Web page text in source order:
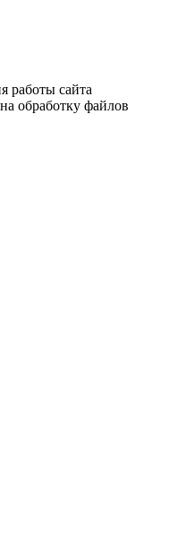
работы сайта
обработку файлов